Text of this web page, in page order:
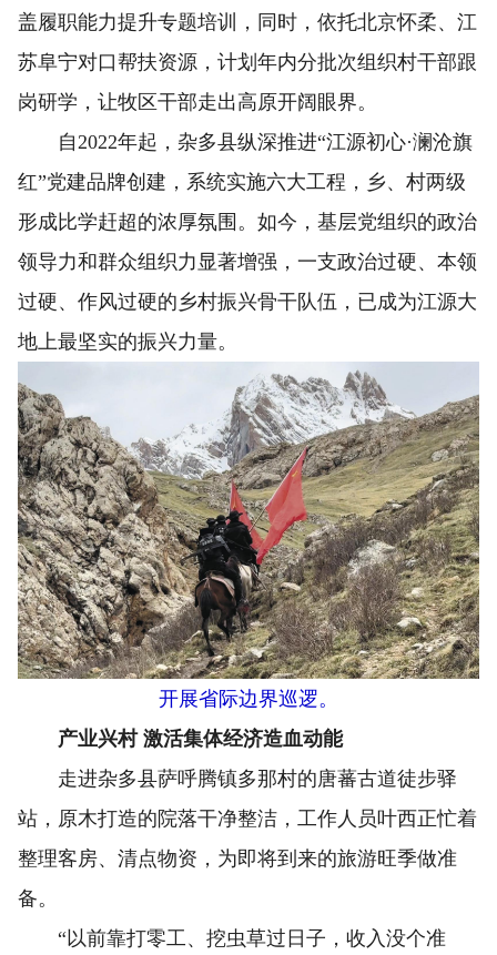
盖履职能力提升专题培训，同时，依托北京怀柔、江
苏阜宁对口帮扶资源，计划年内分批次组织村干部跟
岗研学，让牧区干部走出高原开阔眼界。
自2022年起，杂多县纵深推进“江源初心·澜沧旗
红”党建品牌创建，系统实施六大工程，乡、村两级
形成比学赶超的浓厚氛围。如今，基层党组织的政治
领导力和群众组织力显著增强，一支政治过硬、本领
过硬、作风过硬的乡村振兴骨干队伍，已成为江源大
地上最坚实的振兴力量。
开展省际边界巡逻。
产业兴村 激活集体经济造血动能
走进杂多县萨呼腾镇多那村的唐蕃古道徒步驿
站，原木打造的院落干净整洁，工作人员叶西正忙着
整理客房、清点物资，为即将到来的旅游旺季做准
备。
“以前靠打零工、挖虫草过日子，收入没个准